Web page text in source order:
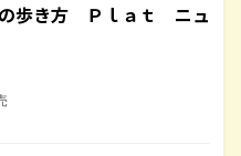
歩き方 Ｐｌａｔ ニュ